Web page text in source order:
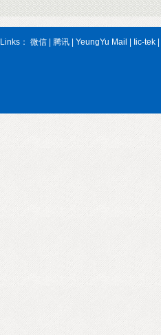
Links： 微信 腾讯 YeungYu Mail Iic-tek